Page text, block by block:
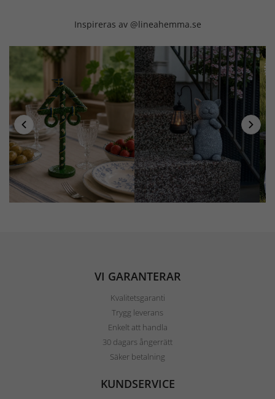
Inspireras av @lineahemma.se
VI GARANTERAR
Kvalitetsgaranti
Trygg leverans
Enkelt att handla
30 dagars ångerrätt
Säker betalning
KUNDSERVICE